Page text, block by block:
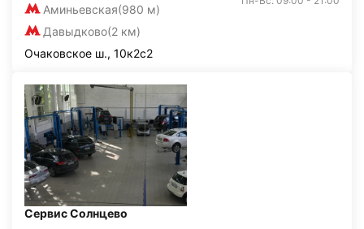
Аминьевская(980 м)
Давыдково(2 км)
Очаковское ш., 10к2с2
Сервис Солнцево